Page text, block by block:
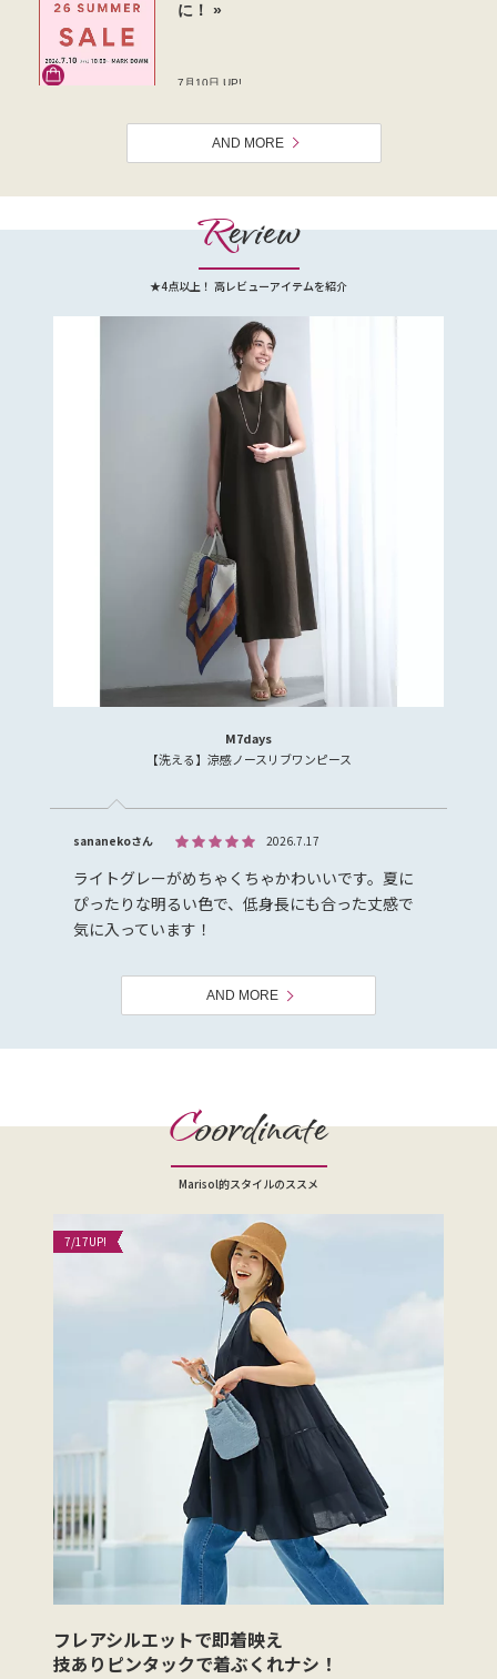
AND MORE
Review
★4点以上！ 高レビューアイテムを紹介
M7days
【洗える】涼感ノースリブワンピース
sananekoさん 2026.7.17
ライトグレーがめちゃくちゃかわいいです。夏に
ぴったりな明るい色で、低身長にも合った丈感で
気に入っています！
AND MORE
Coordinate
Marisol的スタイルのススメ
7/17UP!
フレアシルエットで即着映え
技ありピンタックで着ぶくれナシ！